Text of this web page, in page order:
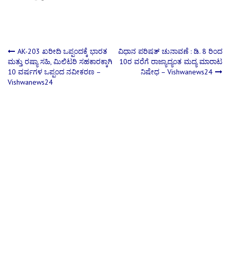
Post
navigation
AK-203 ಖರೀದಿ ಒಪ್ಪಂದಕ್ಕೆ ಭಾರತ
ಮತ್ತು ರಷ್ಯಾ ಸಹಿ, ಮಿಲಿಟರಿ ಸಹಕಾರಕ್ಕಾಗಿ
10 ವರ್ಷಗಳ ಒಪ್ಪಂದ ನವೀಕರಣ –
Vishwanews24
ವಿಧಾನ ಪರಿಷತ್ ಚುನಾವಣೆ : ಡಿ. 8 ರಿಂದ
10ರ ವರೆಗೆ ರಾಜ್ಯಾದ್ಯಂತ ಮದ್ಯ ಮಾರಾಟ
ನಿಷೇಧ – Vishwanews24